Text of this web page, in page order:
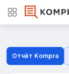
Отчёт Kompra